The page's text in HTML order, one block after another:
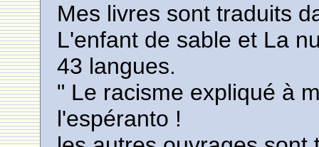
Mes livres sont traduits
L'enfant de sable et La
43 langues.
" Le racisme expliqué à
l'espéranto !